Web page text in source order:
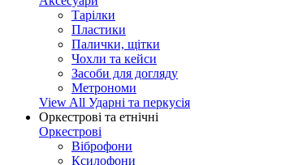
Тарілки
Пластики
Палички, щітки
Чохли та кейси
Засоби для догляду
Метрономи
View All Ударні та перкусія
Оркестрові та етнічні
Оркестрові
Віброфони
Ксилофони